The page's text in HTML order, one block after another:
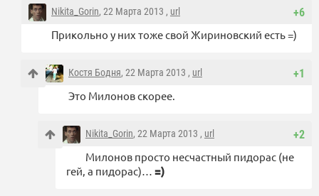
+6
Nikita_Gorin, 22 Марта 2013 , url
Прикольно у них тоже свой Жириновский есть =)
+1
Костя Бодня, 22 Марта 2013 , url
Это Милонов скорее.
+2
Nikita_Gorin, 22 Марта 2013 , url
Милонов просто несчастный пидорас (не
гей, а пидорас)… =)